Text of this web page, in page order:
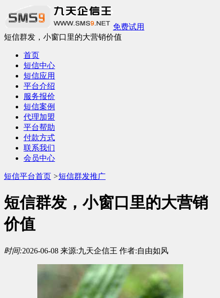
免费试用
短信群发，小窗口里的大营销价值
首页
短信中心
短信应用
平台介绍
服务报价
短信案例
代理加盟
平台帮助
付款方式
联系我们
会员中心
短信平台首页 >短信群发推广
短信群发，小窗口里的大营销
价值
时间:2026-06-08 来源:九天企信王 作者:自由如风